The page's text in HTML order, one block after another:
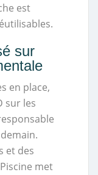
est
sur
en place,
sur les
et des
met